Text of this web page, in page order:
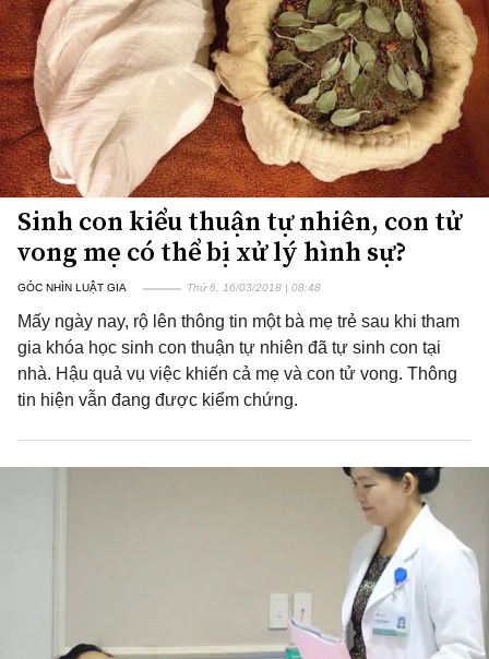
Sinh con kiểu thuận tự nhiên, con tử
vong mẹ có thể bị xử lý hình sự?
GÓC NHÌN LUẬT GIA Thứ 6, 16/03/2018 | 08:48
Mấy ngày nay, rộ lên thông tin một bà mẹ trẻ sau khi tham
gia khóa học sinh con thuận tự nhiên đã tự sinh con tại
nhà. Hậu quả vụ việc khiến cả mẹ và con tử vong. Thông
tin hiện vẫn đang được kiểm chứng.